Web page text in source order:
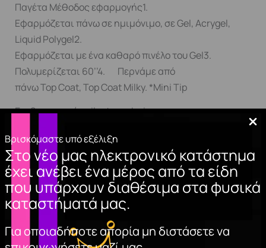
Βρισκόμαστε υπό εξέλιξη
Στο νέο μας ηλεκτρονικό κατάστημα
έχει ανέβει ένα μέρος από τα είδη
που υπάρχουν διαθέσιμα στα φυσικά
καταστήματά μας.
Για οποιαδήποτε απορία μη διστάσετε να
Παγέτα Μέθοδος εφαρμογής1.
Εφαρμόζεται πάνω σε ημιμόνιμο, σε Gel, Acrygel,
Liquid Polygel2.
Εφαρμόζεται με ένα καθαρό πινέλο του Gel3.
Πολυμερίζεται 60’’4. Περνάμε από
πάνω Top Coat, Top Coat Milky. *Mini Tip
Για ξεχωριστό nail art και design
Σχετικά προϊόντα